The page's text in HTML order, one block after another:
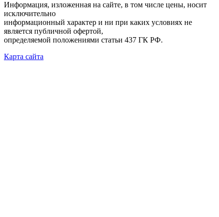
Информация, изложенная на сайте, в том числе цены, носит
исключительно
информационный характер и ни при каких условиях не
является публичной офертой,
определяемой положениями статьи 437 ГК РФ.
Карта сайта